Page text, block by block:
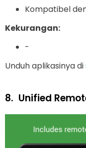
Kompatibel
Kekurangan:
-
Unduh aplikasinya di
8. Unified